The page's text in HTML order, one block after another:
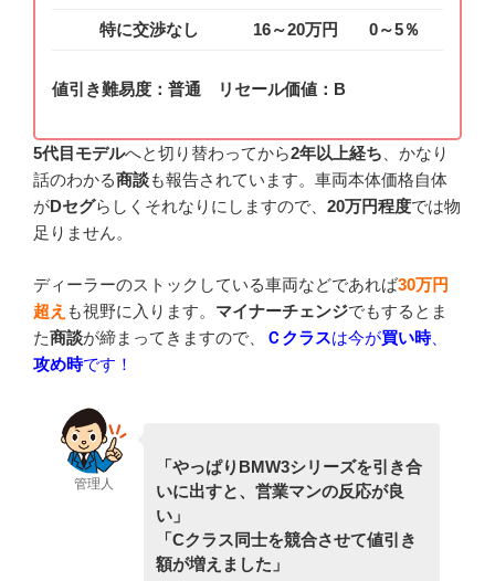
特に交渉なし 16～20万円 0～5％
値引き難易度：普通 リセール価値：B
5代目モデルへと切り替わってから2年以上経ち、かなり
話のわかる商談も報告されています。車両本体価格自体
がDセグらしくそれなりにしますので、 20万円程度では物
足りません。
ディーラーのストックしている車両などであれば30万円
超え も視野に入ります。 マイナーチェンジでもするとま
た商談が締まってきますので、 Ｃクラスは今が買い時、
攻め時です！
管理人
「やっぱりBMW3シリーズを引き合
いに出すと、営業マンの反応が良
い」
「Cクラス同士を競合させて値引き
額が増えました」